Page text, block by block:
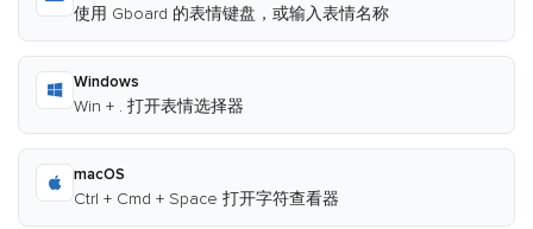
使用 Gboard 的表情键盘，或输入表情名称
Windows
Win + . 打开表情选择器
macOS
Ctrl + Cmd + Space 打开字符查看器